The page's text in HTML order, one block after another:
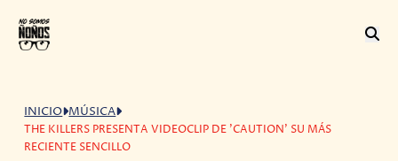
INICIO MÚSICA
THE KILLERS PRESENTA VIDEOCLIP DE 'CAUTION' SU MÁS
RECIENTE SENCILLO